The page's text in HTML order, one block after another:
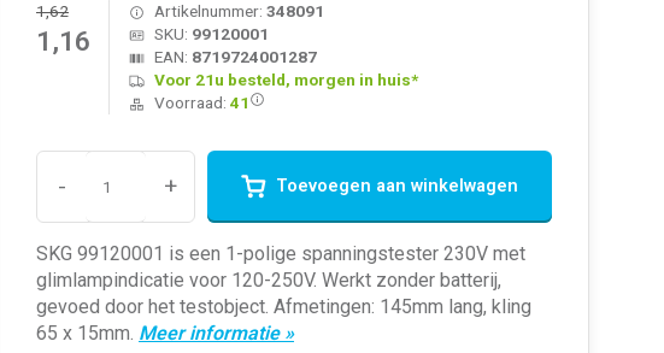
1,62
1,16
Artikelnummer: 348091
SKU: 99120001
EAN: 8719724001287
Voor 21u besteld, morgen in huis*
Voorraad: 41
- + Toevoegen aan winkelwagen
SKG 99120001 is een 1-polige spanningstester 230V met
glimlampindicatie voor 120-250V. Werkt zonder batterij,
gevoed door het testobject. Afmetingen: 145mm lang, kling
65 x 15mm. Meer informatie »